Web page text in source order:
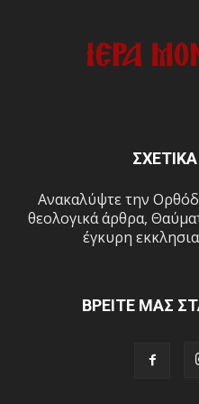
Ανακαλύψτε την
θεολογικά άρθρα,
έγκυρη
ΒΡΕΙΤΕ ΜΑΣ